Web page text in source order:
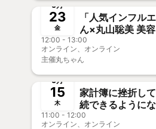
6月
23
金
「人気インフル
ん×丸山聡美 美容・ファッショ
ン・ライフスタ
イントーク配信！
12:00 - 13:00
オンライン、オンライン
主催丸ちゃん
終了
6月
15
木
家計簿に挫折し
続できるように
深掘り！
11:00 - 12:00
オンライン、オンライン